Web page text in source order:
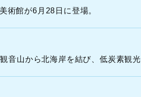
術館が6月28日に登場。
音山から北海岸を結び、低炭素観光